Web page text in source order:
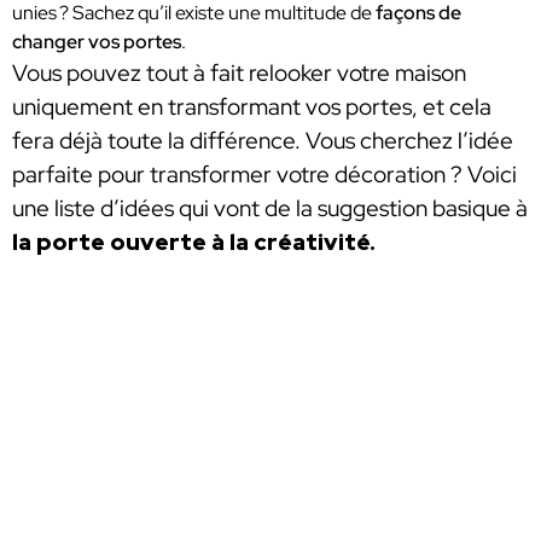
unies ? Sachez qu’il existe une multitude defaçons de
changer vos portes.
Vous pouvez tout à fait relooker votre maison
uniquement en transformant vos portes, et cela
fera déjà toute la différence. Vous cherchez l’idée
parfaite pour transformer votre décoration ? Voici
une liste d’idées qui vont de la suggestion basique à
la porte ouverte à la créativité.